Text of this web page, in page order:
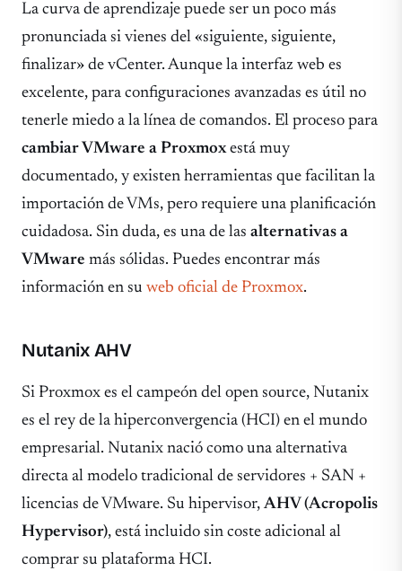
La curva de aprendizaje puede ser un poco más
pronunciada si vienes del «siguiente, siguiente,
finalizar» de vCenter. Aunque la interfaz web es
excelente, para configuraciones avanzadas es útil no
tenerle miedo a la línea de comandos. El proceso para
cambiar VMware a Proxmoxestá muy
documentado, y existen herramientas que facilitan la
importación de VMs, pero requiere una planificación
cuidadosa. Sin duda, es una de las alternativas a
VMware más sólidas. Puedes encontrar más
información en su web oficial de Proxmox.
Nutanix AHV
Si Proxmox es el campeón del open source, Nutanix
es el rey de la hiperconvergencia (HCI) en el mundo
empresarial. Nutanix nació como una alternativa
directa al modelo tradicional de servidores + SAN +
licencias de VMware. Su hipervisor, AHV (Acropolis
Hypervisor), está incluido sin coste adicional al
comprar su plataforma HCI.